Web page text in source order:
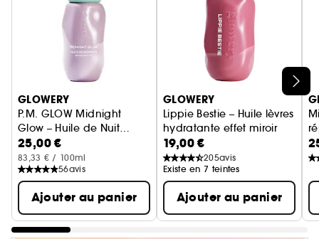
Ignorer le carrousel produits
GLOWERY
P.M. GLOW Midnight
Glow – Huile de Nuit
Réparatrice
25,00 €
83,33 € / 100ml
56avis
Ajouter au panier
GLOWERY
Lippie Bestie – Huile lèvres
hydratante effet miroir
19,00 €
205avis
Existe en 7 teintes
Ajouter au panier